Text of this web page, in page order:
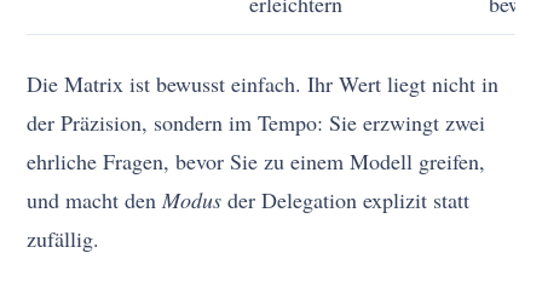
Die Matrix ist bewusst einfach. Ihr Wert liegt nicht in
der Präzision, sondern im Tempo: Sie erzwingt zwei
ehrliche Fragen, bevor Sie zu einem Modell greifen,
und macht denModus der Delegation explizit statt
zufällig.